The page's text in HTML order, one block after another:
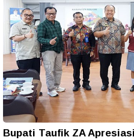
Bupati Taufik ZA